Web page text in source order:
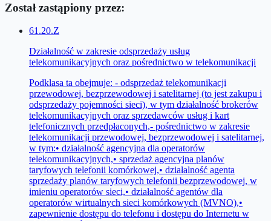
Został zastąpiony przez:
61.20.Z
Działalność w zakresie odsprzedaży usług
telekomunikacyjnych oraz pośrednictwo w telekomunikacji
Podklasa ta obejmuje: - odsprzedaż telekomunikacji
przewodowej, bezprzewodowej i satelitarnej (to jest zakupu i
odsprzedaży pojemności sieci), w tym działalność brokerów
telekomunikacyjnych oraz sprzedawców usług i kart
telefonicznych przedpłaconych,- pośrednictwo w zakresie
telekomunikacji przewodowej, bezprzewodowej i satelitarnej,
w tym:• działalność agencyjna dla operatorów
telekomunikacyjnych,• sprzedaż agencyjna planów
taryfowych telefonii komórkowej,• działalność agenta
sprzedaży planów taryfowych telefonii bezprzewodowej, w
imieniu operatorów sieci,• działalność agentów dla
operatorów wirtualnych sieci komórkowych (MVNO),•
zapewnienie dostępu do telefonu i dostępu do Internetu w